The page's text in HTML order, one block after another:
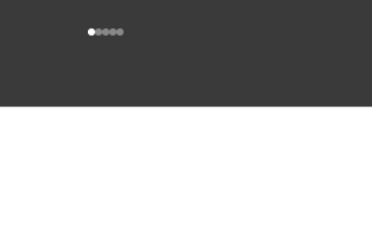
Gehe zu Element 1
Gehe zu Element 2
Gehe zu Element 3
Gehe zu Element 4
Gehe zu Element 5